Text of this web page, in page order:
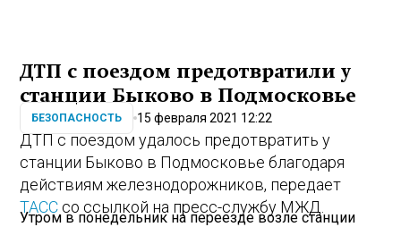
ДТП с поездом предотвратили у
станции Быково в Подмосковье
БЕЗОПАСНОСТЬ 15 февраля 2021 12:22
ДТП с поездом удалось предотвратить у
станции Быково в Подмосковье благодаря
действиям железнодорожников, передает
ТАСС со ссылкой на пресс-службу МЖД.
Утром в понедельник на переезде возле станции